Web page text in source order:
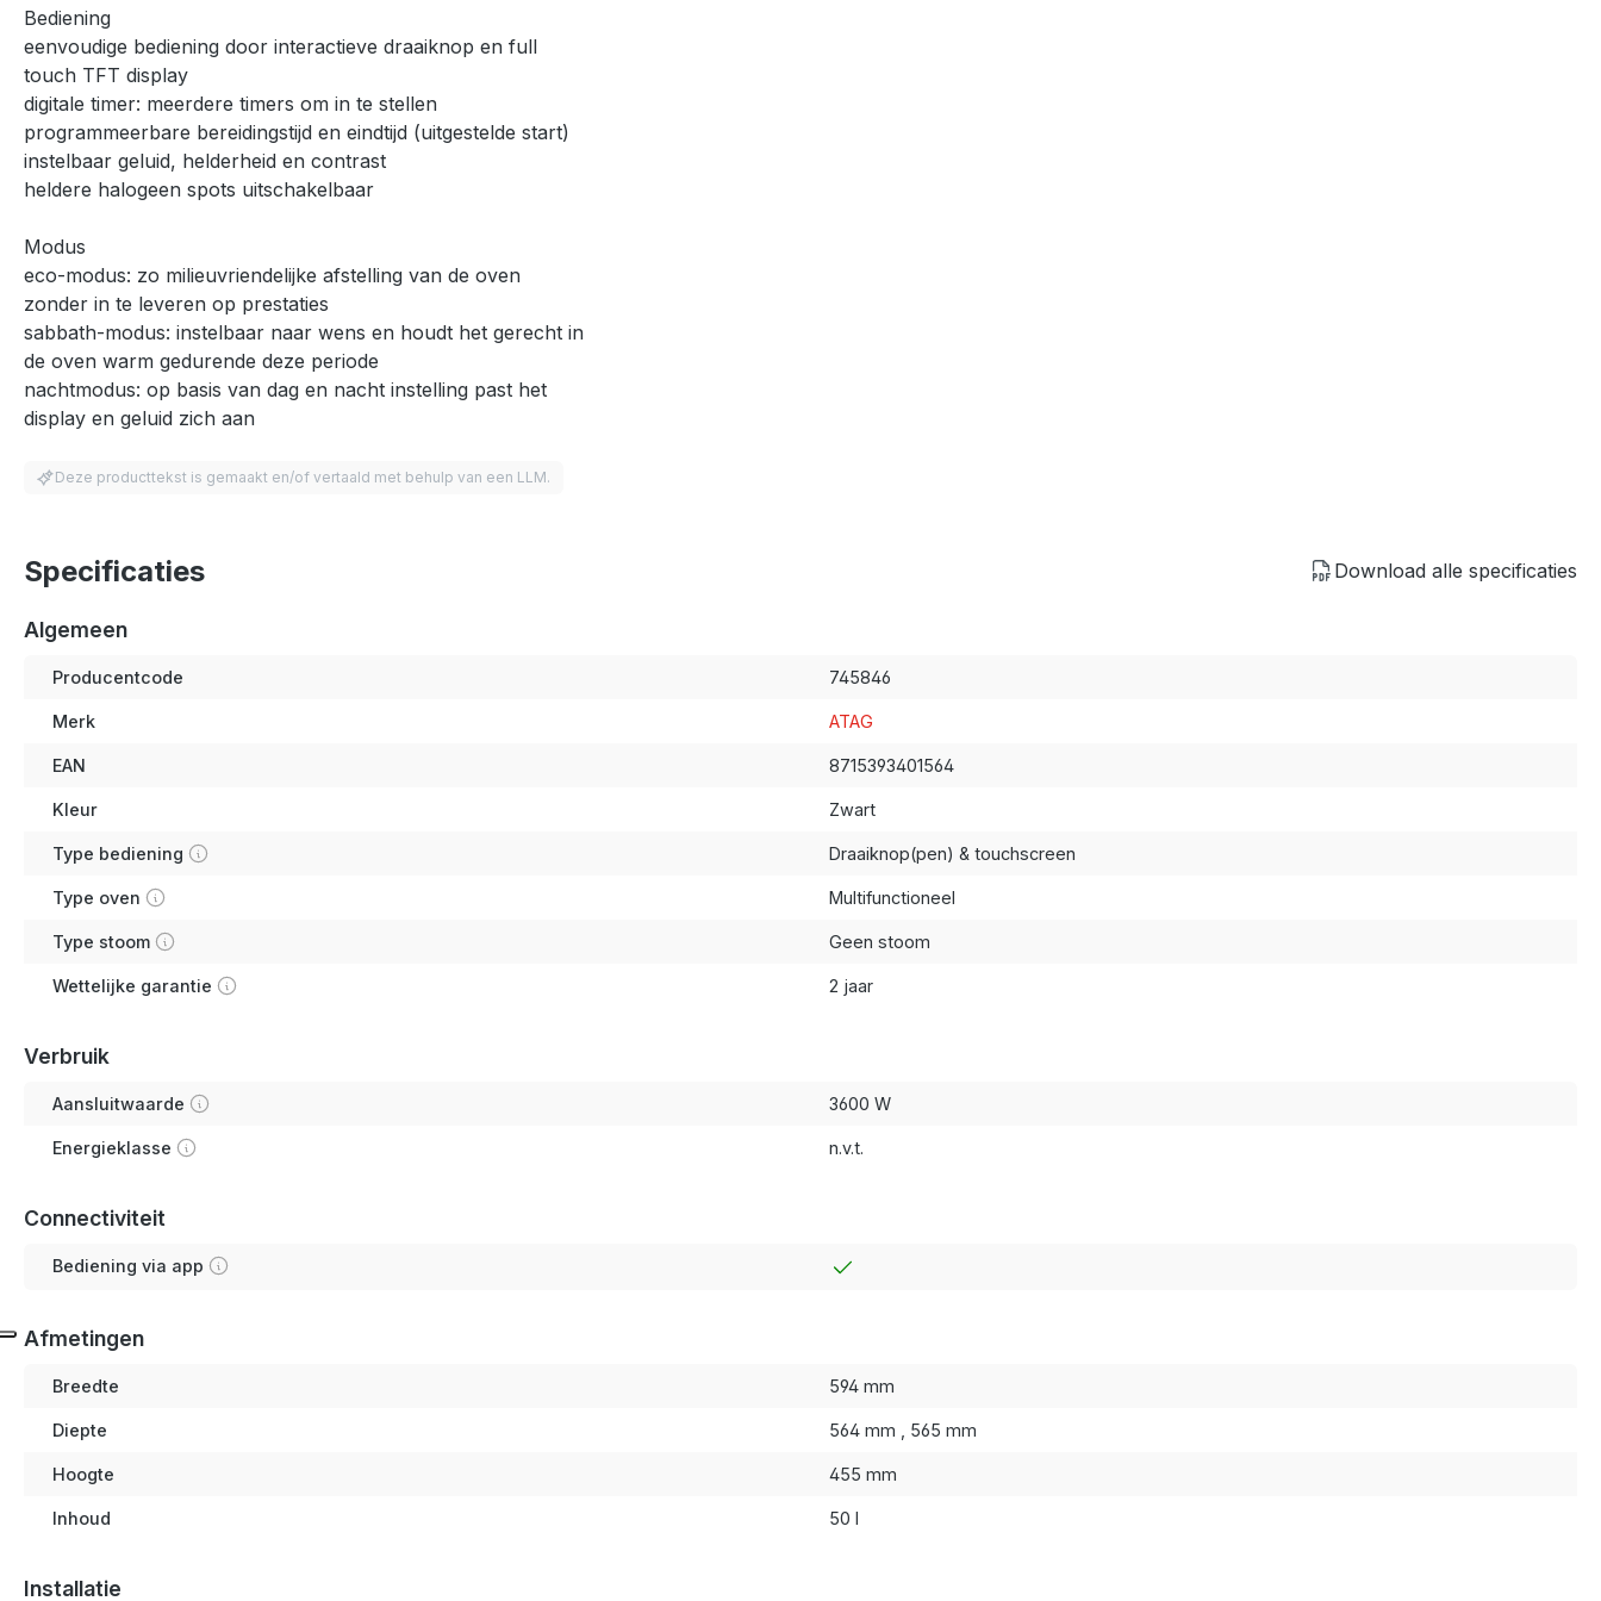
Bediening
eenvoudige bediening door interactieve draaiknop en full
touch TFT display
digitale timer: meerdere timers om in te stellen
programmeerbare bereidingstijd en eindtijd (uitgestelde start)
instelbaar geluid, helderheid en contrast
heldere halogeen spots uitschakelbaar
Modus
eco-modus: zo milieuvriendelijke afstelling van de oven
zonder in te leveren op prestaties
sabbath-modus: instelbaar naar wens en houdt het gerecht in
de oven warm gedurende deze periode
nachtmodus: op basis van dag en nacht instelling past het
display en geluid zich aan
Deze producttekst is gemaakt en/of vertaald met behulp van een LLM.
Specificaties Download alle specificaties
Algemeen
Producentcode 745846
Merk ATAG
EAN 8715393401564
Kleur Zwart
Type bediening Draaiknop(pen) & touchscreen
Type oven Multifunctioneel
Type stoom Geen stoom
Wettelijke garantie 2 jaar
Verbruik
Aansluitwaarde 3600 W
Energieklasse n.v.t.
Connectiviteit
Bediening via app
Afmetingen
Breedte 594 mm
Diepte 564 mm , 565 mm
Hoogte 455 mm
Inhoud 50 l
Installatie